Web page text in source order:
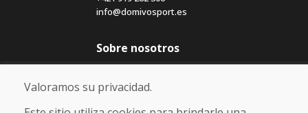
info@domivosport.es
Sobre nosotros
Blog
Sobre nosotros
Comercio
Contacto
Valoramos su privacidad.